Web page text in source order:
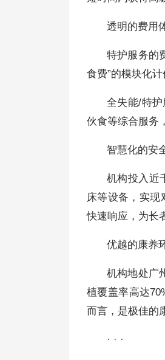
透明的费用
特护服务的
食费”的模块化
全失能/特护
伙食等综合服务
智慧化的安
机构投入近
床等设备，实现
快速响应，为长
优越的康养
机构地处广
植覆盖率高达
而言，是极佳的
· · ·